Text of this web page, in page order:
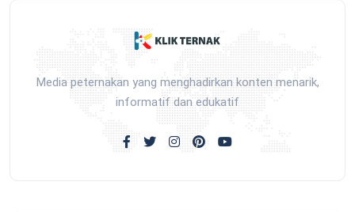
Media peternakan yang menghadirkan konten menarik,
informatif dan edukatif